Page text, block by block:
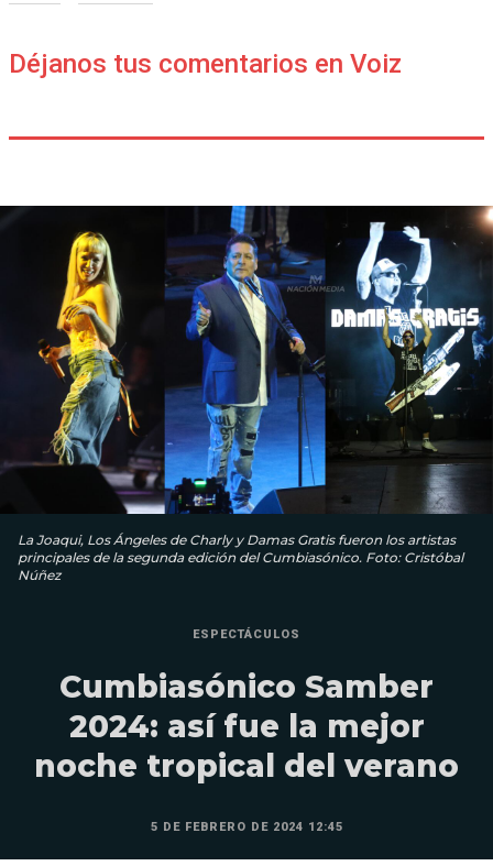
Déjanos tus comentarios en Voiz
La Joaqui, Los Ángeles de Charly y Damas Gratis fueron los artistas
principales de la segunda edición del Cumbiasónico. Foto: Cristóbal
Núñez
ESPECTÁCULOS
Cumbiasónico Samber
2024: así fue la mejor
noche tropical del verano
5 DE FEBRERO DE 2024 12:45